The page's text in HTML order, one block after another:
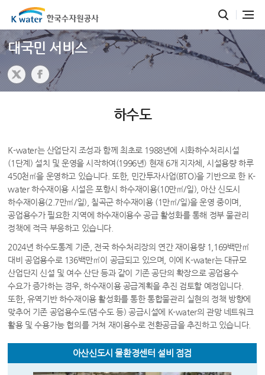
대국민 서비스
하수도
K-water는 산업단지 조성과 함께 최초로 1988년에 시화하수처리시설
(1단계) 설치 및 운영을 시작하여(1996년) 현재 6개 지자체, 시설용량 하루
450천㎥을 운영하고 있습니다. 또한, 민간투자사업(BTO)을 기반으로 한 K-
water 하수재이용 시설은 포항시 하수재이용(10만㎥/일), 아산 신도시
하수재이용(2.7만㎥/일), 칠곡군 하수재이용 (1만㎥/일)을 운영 중이며,
공업용수가 필요한 지역에 하수재이용수 공급 활성화를 통해 정부 물관리
정책에 적극 부응하고 있습니다.
2024년 하수도통계 기준, 전국 하수처리장의 연간 재이용량 1,169백만㎥
대비 공업용수로 136백만㎥이 공급되고 있으며, 이에 K-water는 대규모
산업단지 신설 및 여수 산단 등과 같이 기존 공단의 확장으로 공업용수
수요가 증가하는 경우, 하수재이용 공급계획을 추진 검토할 예정입니다.
또한, 유역기반 하수재이용 활성화를 통한 통합물관리 실현의 정책 방향에
맞추어 기존 공업용수도(댐·수도 등) 공급시설에 K-water의 관망 네트워크
활용 및 수용가능 협의를 거쳐 재이용수로 전환공급을 추진하고 있습니다.
아산신도시 물환경센터 설비 점검